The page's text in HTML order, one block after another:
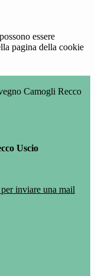
essere
pagina della cookie
Camogli Recco
Uscio
inviare una mail